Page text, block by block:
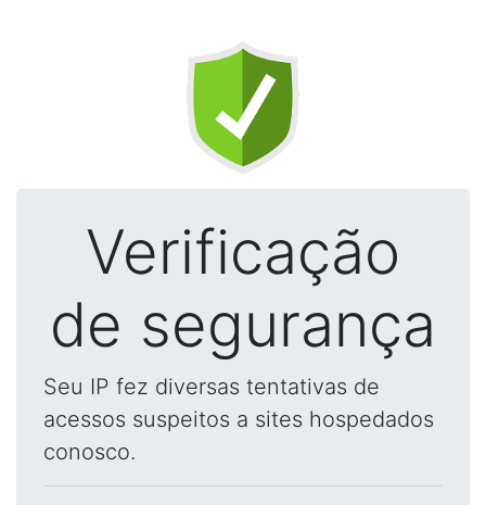
Verificação
de segurança
Seu IP fez diversas tentativas de
acessos suspeitos a sites hospedados
conosco.